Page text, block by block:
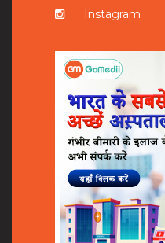
Instagram